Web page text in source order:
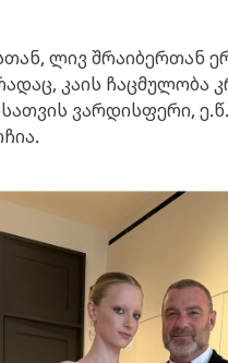
ლივ შრაიბერთან
კაის ჩაცმულობა
ვარდისფერი,